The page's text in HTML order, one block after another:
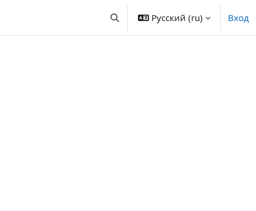
Изменить данные поисковой
Русский ‎(ru)‎ Вход